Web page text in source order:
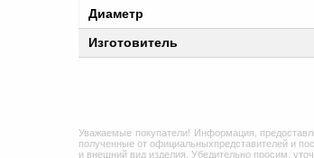
Диаметр
Изготовитель
Уважаемые покупатели! Информация,
полученные от официальныхпредставителей и
и внешний вид изделия. Убедительно просим,